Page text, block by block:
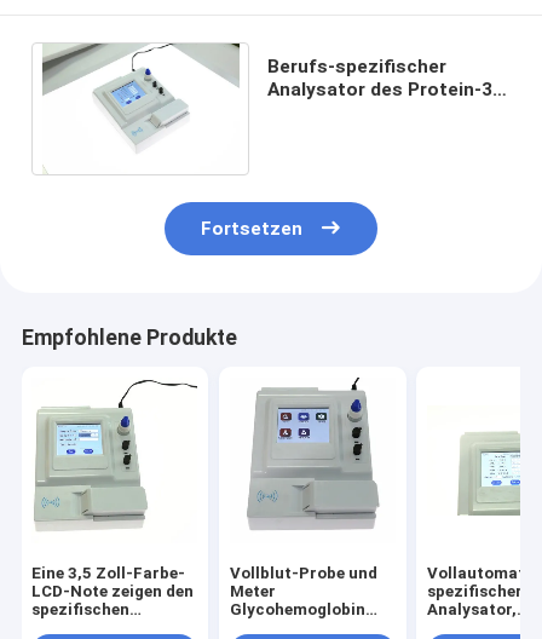
Berufs-spezifischer
Analysator des Protein-3-
Fortsetzen
Empfohlene Produkte
Eine 3,5 Zoll-Farbe-
LCD-Note zeigen den
spezifischen
Vollblut-Probe und
Meter
Glycohemoglobin
spezifischer
Analysator,